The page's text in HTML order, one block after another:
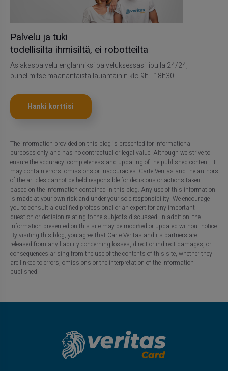
Palvelu ja tuki
todellisilta ihmisiltä, ei robotteilta
Asiakaspalvelu englanniksi palveluksessasi lipulla 24/24,
puhelimitse maanantaista lauantaihin klo 9h - 18h30
Hanki korttisi
The information provided on this blog is presented for informational
purposes only and has no contractual or legal value. Although we strive to
ensure the accuracy, completeness and updating of the published content, it
may contain errors, omissions or inaccuracies. Carte Veritas and the authors
of the articles cannot be held responsible for decisions or actions taken
based on the information contained in this blog. Any use of this information
is made at your own risk and under your sole responsibility. We encourage
you to consult a qualified professional or an expert for any important
question or decision relating to the subjects discussed. In addition, the
information presented on this site may be modified or updated without notice.
By visiting this blog, you agree that Carte Veritas and its partners are
released from any liability concerning losses, direct or indirect damages, or
consequences arising from the use of the contents of this site, whether they
are linked to errors, omissions or the interpretation of the information
published.